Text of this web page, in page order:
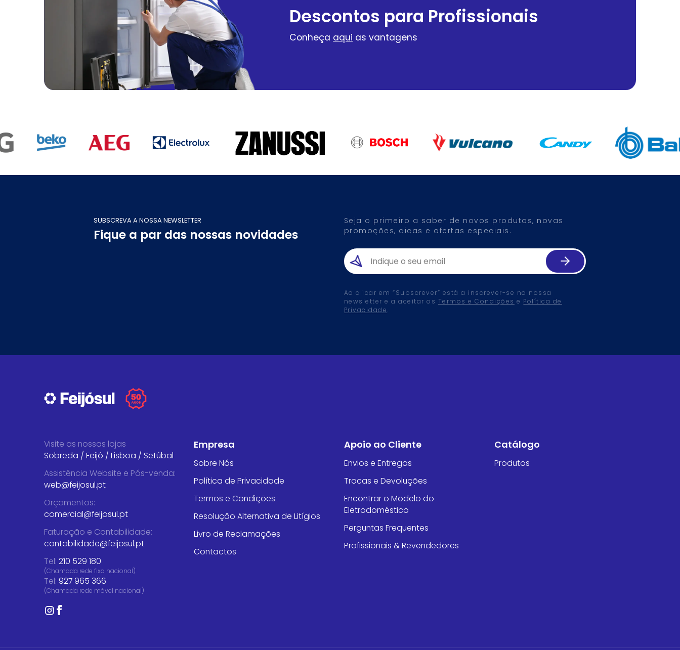
Descontos para Profissionais
Conheça aqui as vantagens
SUBSCREVA A NOSSA NEWSLETTER
Fique a par das nossas novidades
Seja o primeiro a saber de novos produtos, novas
promoções, dicas e ofertas especiais.
Ao clicar em “Subscrever” está a inscrever-se na nossa
newsletter e a aceitar os Termos e Condições e Política de
Privacidade.
Visite as nossas lojas
Sobreda / Feijó / Lisboa / Setúbal
Assistência Website e Pós-venda:
web@feijosul.pt
Orçamentos:
comercial@feijosul.pt
Faturação e Contabilidade:
contabilidade@feijosul.pt
Tel: 210 529 180
(Chamada rede fixa nacional)
Tel: 927 965 366
(Chamada rede móvel nacional)
Empresa
Sobre Nós
Política de Privacidade
Termos e Condições
Resolução Alternativa de Litígios
Livro de Reclamações
Contactos
Apoio ao Cliente
Envios e Entregas
Trocas e Devoluções
Encontrar o Modelo do
Eletrodoméstico
Perguntas Frequentes
Profissionais & Revendedores
Catálogo
Produtos